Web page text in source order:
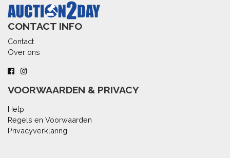
CONTACT INFO
Contact
Over ons
VOORWAARDEN & PRIVACY
Help
Regels en Voorwaarden
Privacyverklaring